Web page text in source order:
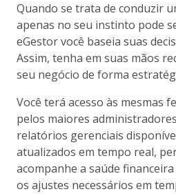
Quando se trata de conduzir
apenas no seu instinto pode
eGestor você baseia suas
Assim, tenha em suas mãos
seu negócio de forma
Você terá acesso às mesmas
pelos maiores
relatórios gerenciais
atualizados em tempo real,
acompanhe a saúde
os ajustes necessários em